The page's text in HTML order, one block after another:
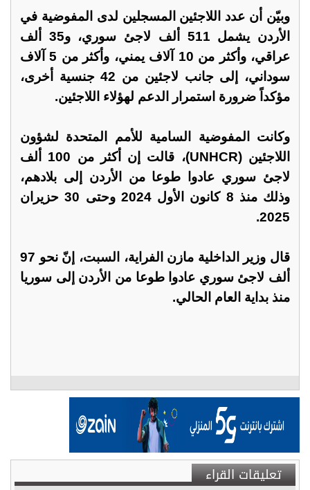
وبيّن أن عدد اللاجئين المسجلين لدى المفوضية في
الأردن يشمل 511 ألف لاجئ سوري، و35 ألف
عراقي، وأكثر من 10 آلاف يمني، وأكثر من 5 آلاف
سوداني، إلى جانب لاجئين من 42 جنسية أخرى،
مؤكداً ضرورة استمرار الدعم لهؤلاء اللاجئين.
وكانت المفوضية السامية للأمم المتحدة لشؤون
اللاجئين (UNHCR)، قالت إن أكثر من 100 ألف
لاجئ سوري عادوا طوعا من الأردن إلى بلادهم،
وذلك منذ 8 كانون الأول 2024 وحتى 30 حزيران
2025.
قال وزير الداخلية مازن الفراية، السبت، إنّ نحو 97
ألف لاجئ سوري عادوا طوعا من الأردن إلى سوريا
منذ بداية العام الحالي.
تعليقات القراء